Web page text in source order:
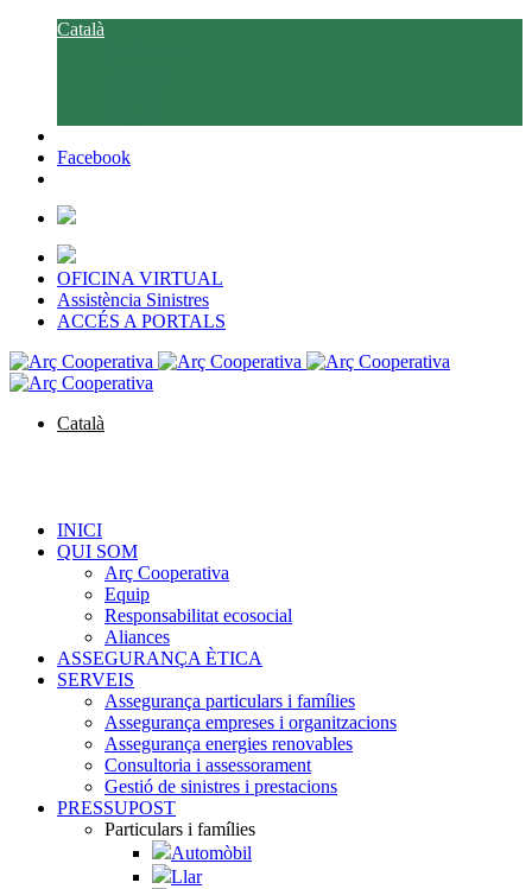
Català
Facebook
OFICINA VIRTUAL
Assistència Sinistres
ACCÉS A PORTALS
Català
INICI
QUI SOM
Arç Cooperativa
Equip
Responsabilitat ecosocial
Aliances
ASSEGURANÇA ÈTICA
SERVEIS
Assegurança particulars i famílies
Assegurança empreses i organitzacions
Assegurança energies renovables
Consultoria i assessorament
Gestió de sinistres i prestacions
PRESSUPOST
Particulars i famílies
Automòbil
Llar